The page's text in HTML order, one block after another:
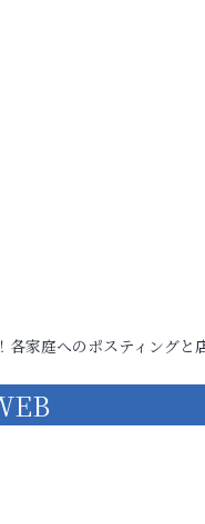
各家庭へのポスティングと